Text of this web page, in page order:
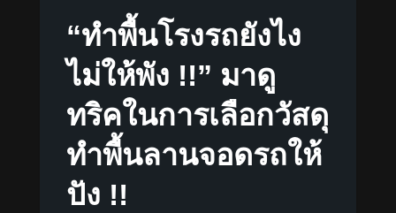
“ทำพื้นโรงรถยังไง
ไม่ให้พัง !!” มาดู
ทริคในการเลือกวัสดุ
ทำพื้นลานจอดรถให้
ปัง !!